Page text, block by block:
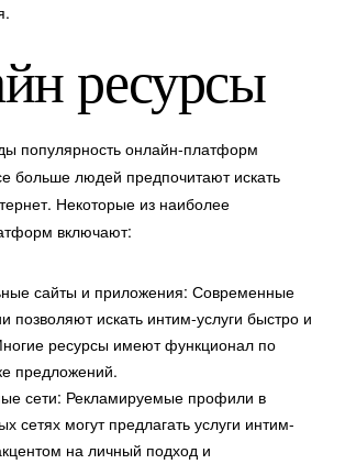
ресурсы
популярность онлайн-платформ
больше людей предпочитают искать
Некоторые из наиболее
включают:
сайты и приложения: Современные
позволяют искать интим-услуги быстро и
ресурсы имеют функционал по
предложений.
сети: Рекламируемые профили в
сетях могут предлагать услуги интим-
на личный подход и